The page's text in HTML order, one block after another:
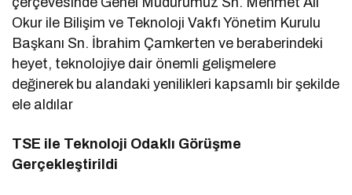
Okur ile Bilişim ve Teknoloji Vakfı Yönetim Kurulu
Başkanı Sn. İbrahim Çamkerten ve beraberindeki
heyet, teknolojiye dair önemli gelişmelere
değinerek bu alandaki yenilikleri kapsamlı bir şekilde
ele aldılar
TSE ile Teknoloji Odaklı Görüşme
Gerçekleştirildi